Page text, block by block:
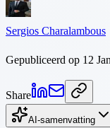
Sergios Charalambous
Gepubliceerd op 12
Share
AI-samenvatting